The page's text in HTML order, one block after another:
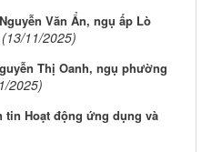
Văn Ẩn, ngụ ấp Lò
(13/11/2025)
Thị Oanh, ngụ phường
2025)
tin Hoạt động ứng dụng và